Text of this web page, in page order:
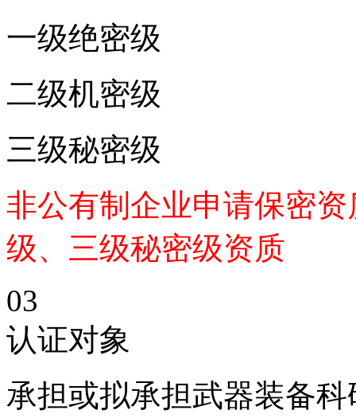
一级绝密级
二级机密级
三级秘密级
非公有制企业申请保密
级、三级秘密级资质
03
认证对象
承担或拟承担武器装备